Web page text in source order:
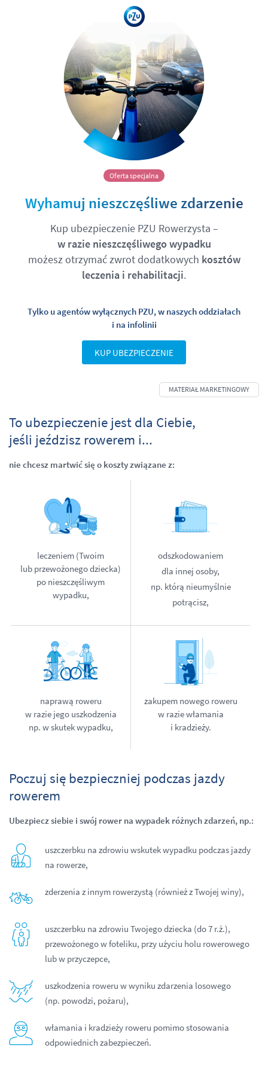
Oferta specjalna
Wyhamuj nieszczęśliwe zdarzenie
Kup ubezpieczenie PZU Rowerzysta –
w razie nieszczęśliwego wypadku
możesz otrzymać zwrot dodatkowych kosztów
leczenia i rehabilitacji.
Tylko u agentów wyłącznych PZU, w naszych oddziałach
i na infolinii
KUP UBEZPIECZENIE
To ubezpieczenie jest dla Ciebie,
jeśli jeździsz rowerem i...
nie chcesz martwić się o koszty związane z:
leczeniem (Twoim
lub przewożonego dziecka)
po nieszczęśliwym
wypadku,
odszkodowaniem
dla innej osoby,
np. którą nieumyślnie
potrącisz,
naprawą roweru
w razie jego uszkodzenia
np. w skutek wypadku,
zakupem nowego roweru
w razie włamania
i kradzieży.
Poczuj się bezpieczniej podczas jazdy
rowerem
Ubezpiecz siebie i swój rower na wypadek różnych zdarzeń, np.:
uszczerbku na zdrowiu wskutek wypadku podczas jazdy
na rowerze,
zderzenia z innym rowerzystą (również z Twojej winy),
uszczerbku na zdrowiu Twojego dziecka (do 7 r.ż.),
przewożonego w foteliku, przy użyciu holu rowerowego
lub w przyczepce,
uszkodzenia roweru w wyniku zdarzenia losowego
(np. powodzi, pożaru),
włamania i kradzieży roweru pomimo stosowania
odpowiednich zabezpieczeń.